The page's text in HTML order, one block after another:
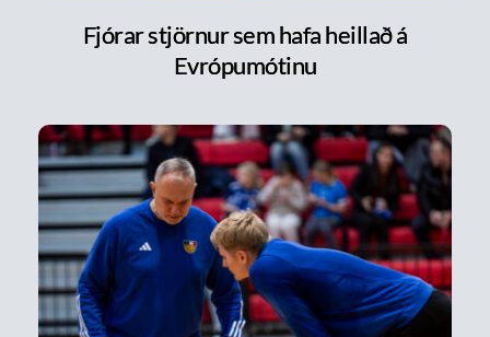
Fjórar stjörnur sem hafa heillað á
Evrópumótinu